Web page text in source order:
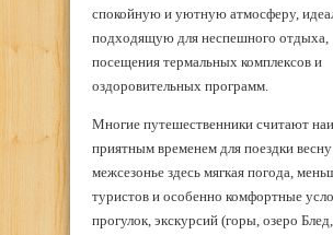
спокойную и уютную атмосферу,
подходящую для неспешного отдыха,
посещения термальных комплексов и
оздоровительных программ.
Многие путешественники считают
приятным временем для поездки
межсезонье здесь мягкая погода,
туристов и особенно комфортные
прогулок, экскурсий (горы, озеро